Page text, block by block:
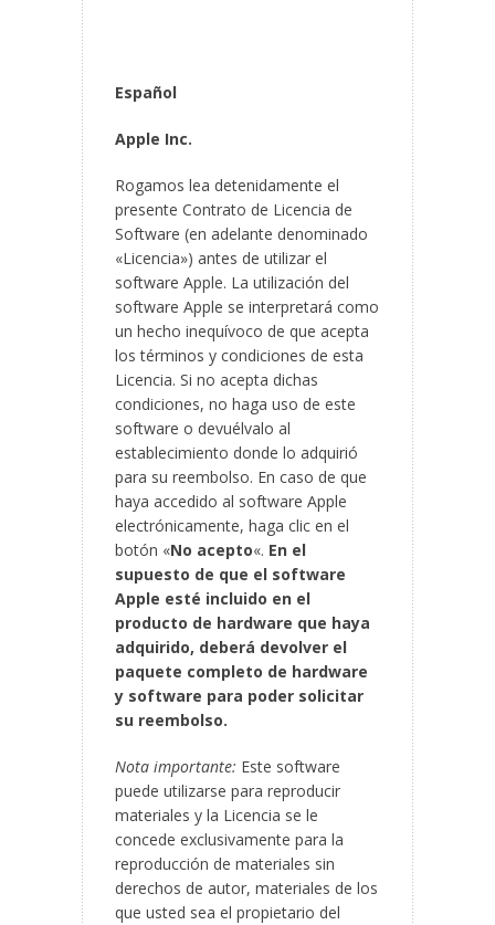
Español
Apple Inc.
Rogamos lea detenidamente el
presente Contrato de Licencia de
Software (en adelante denominado
«Licencia») antes de utilizar el
software Apple. La utilización del
software Apple se interpretará como
un hecho inequívoco de que acepta
los términos y condiciones de esta
Licencia. Si no acepta dichas
condiciones, no haga uso de este
software o devuélvalo al
establecimiento donde lo adquirió
para su reembolso. En caso de que
haya accedido al software Apple
electrónicamente, haga clic en el
botón «No acepto«. En el
supuesto de que el software
Apple esté incluido en el
producto de hardware que haya
adquirido, deberá devolver el
paquete completo de hardware
y software para poder solicitar
su reembolso.
Nota importante: Este software
puede utilizarse para reproducir
materiales y la Licencia se le
concede exclusivamente para la
reproducción de materiales sin
derechos de autor, materiales de los
que usted sea el propietario del